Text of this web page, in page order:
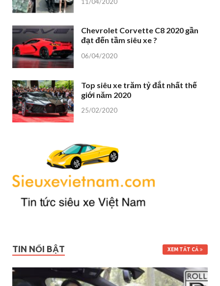
Chevrolet Corvette C8 2020 gần
đạt đến tầm siêu xe ?
06/04/2020
Top siêu xe trăm tỷ đắt nhất thế
giới năm 2020
25/02/2020
TIN NỔI BẬT XEM TẤT CẢ